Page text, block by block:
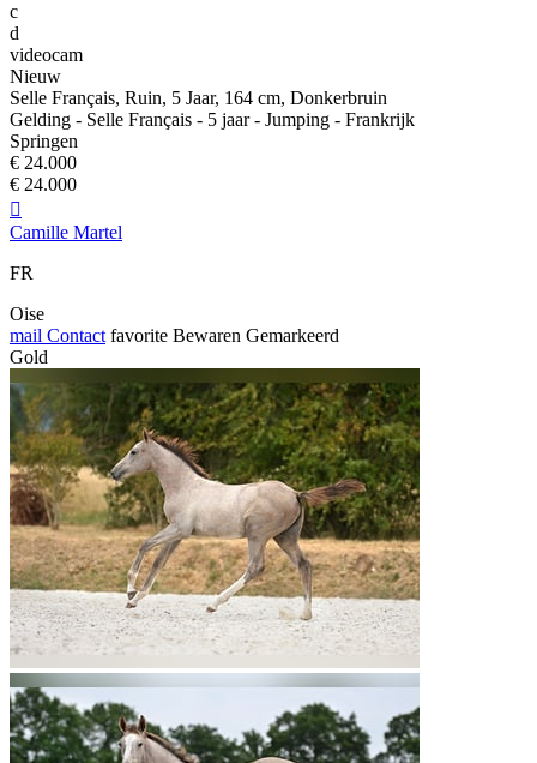
c
d
videocam
Nieuw
Selle Français, Ruin, 5 Jaar, 164 cm, Donkerbruin
Gelding - Selle Français - 5 jaar - Jumping - Frankrijk
Springen
€ 24.000
€ 24.000

Camille Martel
FR
Oise
mail Contact favorite Bewaren Gemarkeerd
Gold